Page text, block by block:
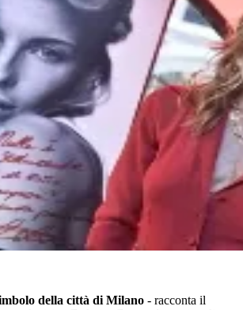
della città di Milano - racconta il